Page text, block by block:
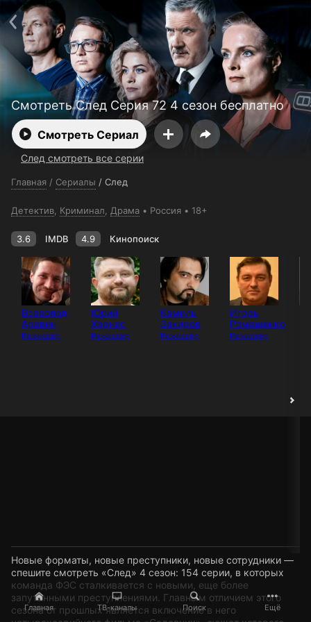
Главная ТВ-каналы Поиск Ещё
Смотреть След Серия 72 4 сезон бесплатно
Смотреть Сериал
След смотреть все серии
Главная / Сериалы / След
Детектив Криминал Драма Россия 18+
3.6 IMDB 4.9 Кинопоиск
Всеволод
Аравин
Режиссёр
Юрий
Харнас
Режиссёр
Камиль
Закиров
Режиссёр
Игорь
Ромащенко
Режиссёр
Новые форматы, новые преступники, новые сотрудники —
спешите смотреть «След» 4 сезон: 154 серии, в которых
команда ФЭС сталкивается с новыми, еще более
запутанными преступлениями. Главным отличием этого
сезона от прошлых является включение в него
Поддержка:support@24h.tv
О сервисе
Пользовательское соглашение
Политика конфиденциальности
Для партнёров
Открыть приложение
Ввести промокод
Установить на ТВ
Бесплатные каналы Контакты